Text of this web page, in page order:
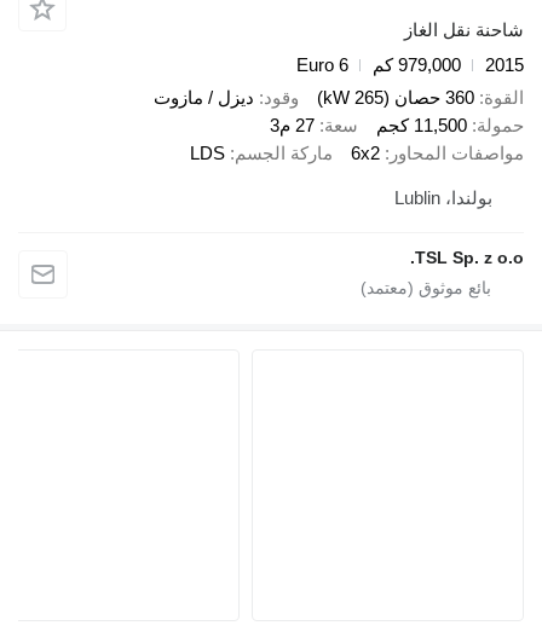
نقل الغاز
979,000 كم
Euro 6
360 حصان (265 kW) وقود ديزل / مازوت
11,500 كجم سعة 27 م3
المحاور 6x2 ماركة الجسم LDS
بولندا، Lublin
TSL Sp. z